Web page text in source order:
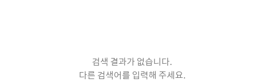
검색 결과가 없습니다.
다른 검색어를 입력해 주세요.